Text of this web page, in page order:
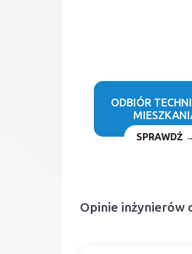
ODBIÓR
SPRAWDŹ
Opinie inżynierów